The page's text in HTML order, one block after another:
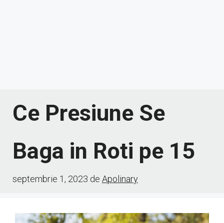
Ce Presiune Se
Baga in Roti pe 15
septembrie 1, 2023 de Apolinary